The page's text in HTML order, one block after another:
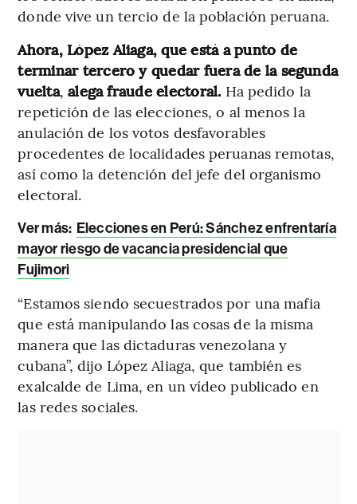
donde vive un tercio de la población peruana.
Ahora, López Aliaga, que está a punto de
terminar tercero y quedar fuera de la segunda
vuelta,alega fraude electoral. Ha pedido la
repetición de las elecciones, o al menos la
anulación de los votos desfavorables
procedentes de localidades peruanas remotas,
así como la detención del jefe del organismo
electoral.
Ver más: Elecciones en Perú: Sánchez enfrentaría
mayor riesgo de vacancia presidencial que
Fujimori
“Estamos siendo secuestrados por una mafia
que está manipulando las cosas de la misma
manera que las dictaduras venezolana y
cubana”, dijo López Aliaga, que también es
exalcalde de Lima, en un vídeo publicado en
las redes sociales.